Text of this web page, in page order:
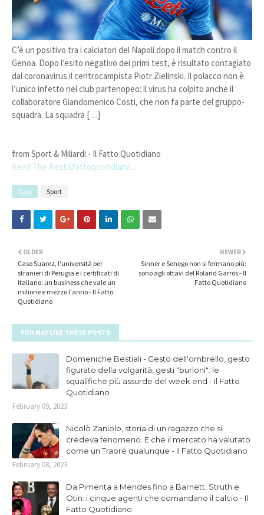
C’è un positivo tra i calciatori del Napoli dopo il match contro il
Genoa. Dopo l’esito negativo dei primi test, è risultato contagiato
dal coronavirus il centrocampista Piotr Zielinski. Il polacco non è
l’unico infetto nel club partenopeo: il virus ha colpito anche il
collaboratore Giandomenico Costi, che non fa parte del gruppo-
squadra. La squadra […]
from Sport & Miliardi - Il Fatto Quotidiano
Read The Rest:ilfattoquotidiano...
Tags Sport
NEWER
Sinner e Sonego non si fermano più:
sono agli ottavi del Roland Garros - Il
Fatto Quotidiano
OLDER
Caso Suarez, l'università per
stranieri di Perugia e i certificati di
italiano: un business che vale un
milione e mezzo l'anno - Il Fatto
Quotidiano
YOU MAY LIKE THESE POSTS
Domeniche Bestiali - Gesto dell'ombrello, gesto
figurato della volgarità, gesti "burloni": le
squalifiche più assurde del week end - Il Fatto
Quotidiano
February 09, 2023
Nicolò Zaniolo, storia di un ragazzo che si
credeva fenomeno. E che il mercato ha valutato
come un Traorè qualunque - Il Fatto Quotidiano
February 08, 2023
Da Pimenta a Mendes fino a Barnett, Struth e
Otin: i cinque agenti che comandano il calcio - Il
Fatto Quotidiano